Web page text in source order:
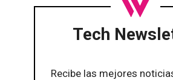
Tech
Recibe las mejores